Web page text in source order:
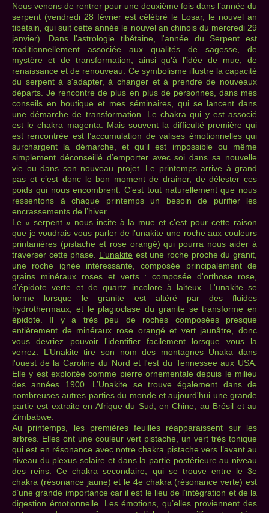
Nous venons de rentrer pour une deuxième fois dans l’année du
serpent (vendredi 28 février est célébré le Losar, le nouvel an
tibétain, qui suit cette année le nouvel an chinois du mercredi 29
janvier). Dans l'astrologie tibétaine, l'année du Serpent est
traditionnellement associée aux qualités de sagesse, de
mystère et de transformation, ainsi qu'à l'idée de mue, de
renaissance et de renouveau. Ce symbolisme illustre la capacité
du serpent à s'adapter, à changer et à prendre de nouveaux
départs. Je rencontre de plus en plus de personnes, dans mes
conseils en boutique et mes séminaires, qui se lancent dans
une démarche de transformation. Le chakra qui y est associé
est le chakra magenta. Mais souvent la difficulté première qui
est rencontrée est l’accumulation de valises émotionnelles qui
surchargent la démarche, et qu’il est impossible ou même
simplement déconseillé d’emporter avec soi dans sa nouvelle
vie ou dans son nouveau projet. Le printemps arrive à grand
pas et c’est donc le bon moment de drainer, de délester ces
poids qui nous encombrent. C’est tout naturellement que nous
ressentons à chaque printemps un besoin de purifier les
encrassements de l’hiver.
Le « serpent » nous incite à la mue et c’est pour cette raison
que je voudrais vous parler de l’unakite une roche aux couleurs
printanières (pistache et rose orangé) qui pourra nous aider à
traverser cette phase. L’unakite est une roche proche du granit,
une roche ignée intéressante, composée principalement de
grains minéraux roses et verts : composée d'orthose rose,
d'épidote verte et de quartz incolore à laiteux. L'unakite se
forme lorsque le granite est altéré par des fluides
hydrothermaux, et le plagioclase du granite se transforme en
épidote. Il y a très peu de roches composées presque
entièrement de minéraux rose orangé et vert jaunâtre, donc
vous devriez pouvoir l'identifier facilement lorsque vous la
verrez. L’Unakitetire son nom des montagnes Unaka dans
l'ouest de la Caroline du Nord et l'est du Tennessee aux USA.
Elle y est exploitée comme pierre ornementale depuis le milieu
des années 1900. L’Unakite se trouve également dans de
nombreuses autres parties du monde et aujourd'hui une grande
partie est extraite en Afrique du Sud, en Chine, au Brésil et au
Zimbabwe.
Au printemps, les premières feuilles réapparaissent sur les
arbres. Elles ont une couleur vert pistache, un vert très tonique
qui est en résonance avec notre chakra pistache vers l’avant au
niveau du plexus solaire et dans la partie postérieure au niveau
des reins. Ce chakra secondaire, qui se trouve entre le 3e
chakra (résonance jaune) et le 4e chakra (résonance verte) est
d’une grande importance car il est le lieu de l’intégration et de la
digestion émotionnelle. Les émotions, qu’elles proviennent des